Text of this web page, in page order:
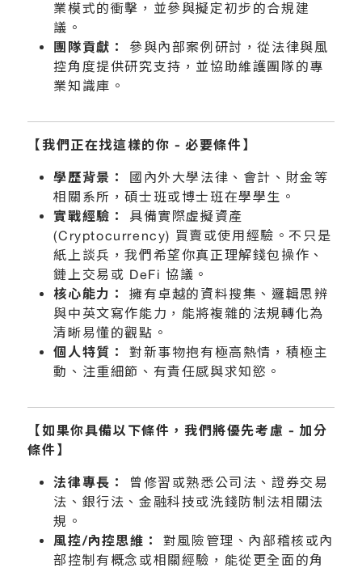
業模式的衝擊，並參與擬定初步的合規建
議。
團隊貢獻：
參與內部案例研討，從法律與風
控角度提供研究支持，並協助維護團隊的專
業知識庫。
【我們正在找這樣的你 - 必要條件】
學歷背景：
國內外大學法律、會計、財金等
相關系所，碩士班或博士班在學學生。
實戰經驗：
具備實際虛擬資產
(Cryptocurrency) 買賣或使用經驗。不只是
紙上談兵，我們希望你真正理解錢包操作、
鏈上交易或 DeFi 協議。
核心能力：
擁有卓越的資料搜集、邏輯思辨
與中英文寫作能力，能將複雜的法規轉化為
清晰易懂的觀點。
個人特質：
對新事物抱有極高熱情，積極主
動、注重細節、有責任感與求知慾。
【如果你具備以下條件，我們將優先考慮 - 加分
條件】
法律專長：
曾修習或熟悉公司法、證券交易
法、銀行法、金融科技或洗錢防制法相關法
規。
風控/內控思維：
對風險管理、內部稽核或內
部控制有概念或相關經驗，能從更全面的角